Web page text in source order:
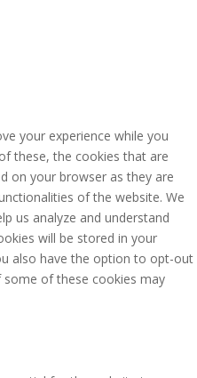
your experience while you
these, the cookies that are
on your browser as they are
of the website. We
us analyze and understand
will be stored in your
also have the option to opt-out
of these cookies may